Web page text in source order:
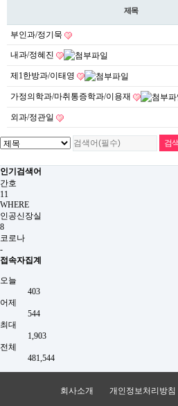
제목
부인과/정기묵
내과/정혜진
제1한방과/이태영
가정의학과/마취통증학과/이용재
외과/정관일
인기검색어
간호
11
WHERE
인공신장실
8
코로나
-
접속자집계
오늘
403
어제
544
최대
1,903
전체
481,544
회사소개 개인정보처리방침